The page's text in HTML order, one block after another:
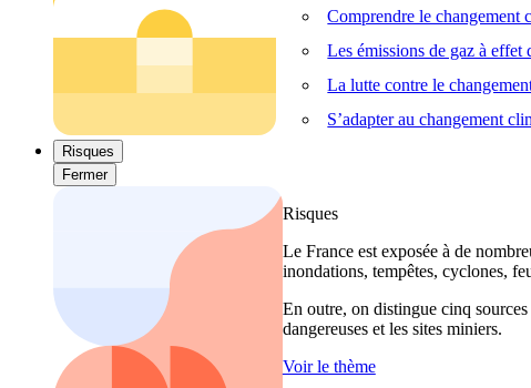
Comprendre le changement
Les émissions de gaz à effet
La lutte contre le
S’adapter au changement
Risques
Fermer
Risques
Le France est exposée à de
inondations, tempêtes, cyclones,
En outre, on distingue cinq
dangereuses et les sites miniers.
Voir le thème